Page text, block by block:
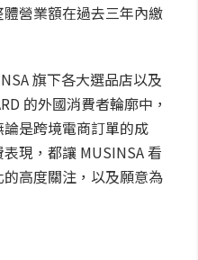
營業額在過去三年內繳
旗下各大選品店以及
的外國消費者輪廓中，
是跨境電商訂單的成
現，都讓 MUSINSA 看
高度關注，以及願意為